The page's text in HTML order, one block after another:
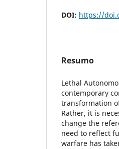
DOI: https://
Resumo
Lethal
contemporary
transformation
Rather, it is
change the
need to reflect
warfare has